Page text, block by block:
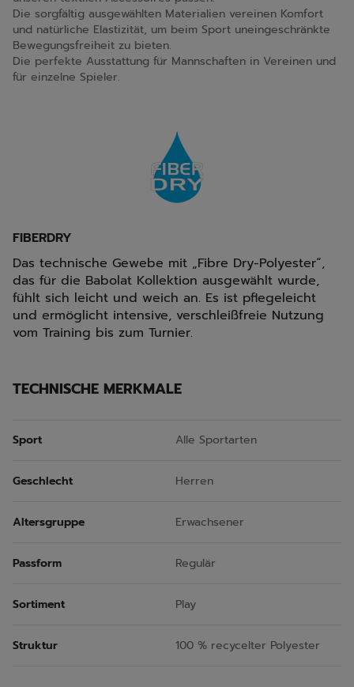
Die sorgfältig ausgewählten Materialien vereinen Komfort
und natürliche Elastizität, um beim Sport uneingeschränkte
Bewegungsfreiheit zu bieten.
Die perfekte Ausstattung für Mannschaften in Vereinen und
für einzelne Spieler.
FIBERDRY
Das technische Gewebe mit „Fibre Dry-Polyester“,
das für die Babolat Kollektion ausgewählt wurde,
fühlt sich leicht und weich an. Es ist pflegeleicht
und ermöglicht intensive, verschleißfreie Nutzung
vom Training bis zum Turnier.
TECHNISCHE MERKMALE
Sport Alle Sportarten
Geschlecht Herren
Altersgruppe Erwachsener
Passform Regulär
Sortiment Play
Struktur 100 % recycelter Polyester